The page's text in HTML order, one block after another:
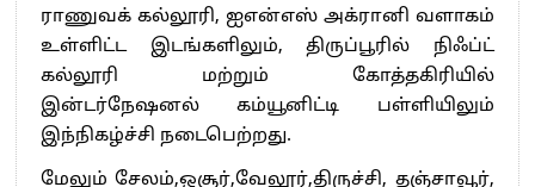
ராணுவக் கல்லூரி, ஐஎன்எஸ் அக்ரானி வளாகம்
உள்ளிட்ட இடங்களிலும், திருப்பூரில் நிஃப்ட்
கல்லூரி மற்றும் கோத்தகிரியில்
இன்டர்நேஷனல் கம்யூனிட்டி பள்ளியிலும்
இந்நிகழ்ச்சி நடைபெற்றது.
மேலும் சேலம்,ஒசூர்,வேலூர்,திருச்சி, தஞ்சாவூர்,